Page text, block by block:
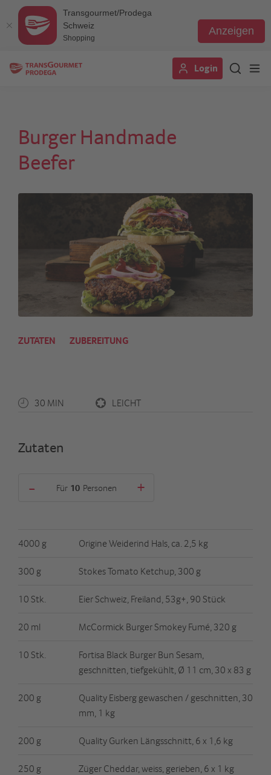
Transgourmet/Prodega
Schweiz
Shopping
Anzeigen
Login
Burger Handmade
Beefer
ZUTATEN ZUBEREITUNG
30 MIN LEICHT
Zutaten
- Für Personen +
4000 g Origine Weiderind Hals, ca. 2,5 kg
300 g Stokes Tomato Ketchup, 300 g
10 Stk. Eier Schweiz, Freiland, 53g+, 90 Stück
20 ml McCormick Burger Smokey Fumé, 320 g
10 Stk.
Fortisa Black Burger Bun Sesam,
geschnitten, tiefgekühlt, Ø 11 cm, 30 x 83 g
200 g
Quality Eisberg gewaschen / geschnitten, 30
mm, 1 kg
200 g Quality Gurken Längsschnitt, 6 x 1,6 kg
250 g Züger Cheddar, weiss, gerieben, 6 x 1 kg